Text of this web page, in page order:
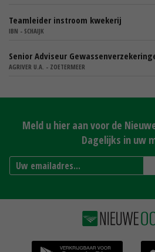
Teamleider instroom kwekerij
IBN - SCHAIJK
Senior Adviseur
AGRIVER U.A. - ZOETERMEER
Meld u hier aan voor de
Dagelijks in uw